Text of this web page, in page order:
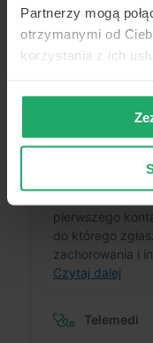
Partnerzy mogą
otrzymanymi od
korzystania z ich